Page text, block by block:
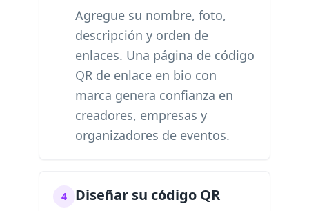
Agregue su nombre, foto,
descripción y orden de
enlaces. Una página de código
QR de enlace en bio con
marca genera confianza en
creadores, empresas y
organizadores de eventos.
4 Diseñar su código QR